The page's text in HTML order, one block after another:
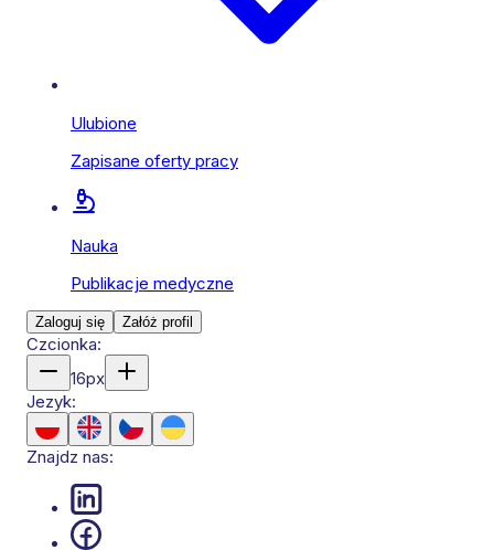
Ulubione
Zapisane oferty pracy
Nauka
Publikacje medyczne
Zaloguj się Załóż profil
Czcionka:
16px
Jezyk:
Znajdz nas: